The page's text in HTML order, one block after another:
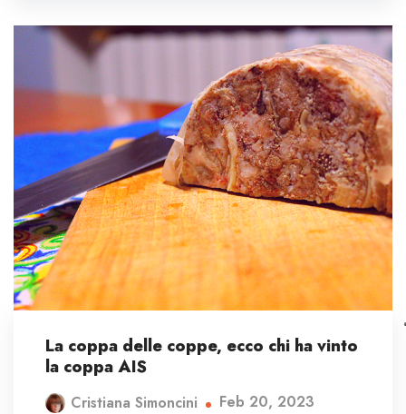
La coppa delle coppe, ecco chi ha vinto
la coppa AIS
Cristiana Simoncini Feb 20, 2023